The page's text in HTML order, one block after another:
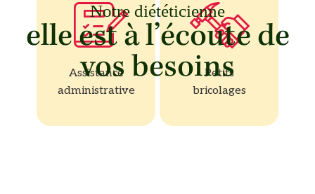
Assistance
administrative
Petits
bricolages
Notre diététicienne
elle est à l’écoute de
vos besoins